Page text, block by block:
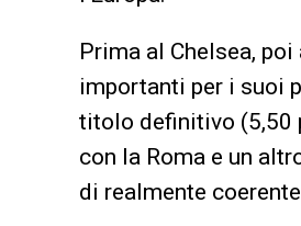
Prima al Chelsea,
importanti per i suoi
titolo definitivo (5,50
con la Roma e un
di realmente